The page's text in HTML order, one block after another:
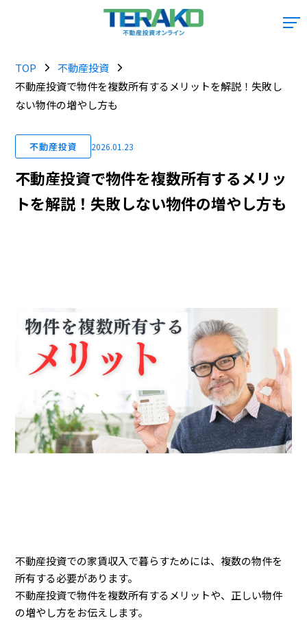
TOP
不動産投資
不動産投資で物件を複数所有するメリットを解説！失敗し
ない物件の増やし方も
不動産投資 2026.01.23
不動産投資で物件を複数所有するメリッ
トを解説！失敗しない物件の増やし方も
不動産投資での家賃収入で暮らすためには、複数の物件を
所有する必要があります。
不動産投資で物件を複数所有するメリットや、正しい物件
の増やし方をお伝えします。